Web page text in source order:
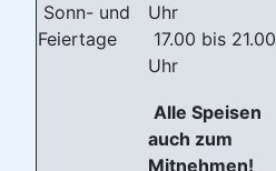
Sonn- und
Feiertage
Uhr
17.00 bis 21.00
Uhr
Alle Speisen
auch zum
Mitnehmen!